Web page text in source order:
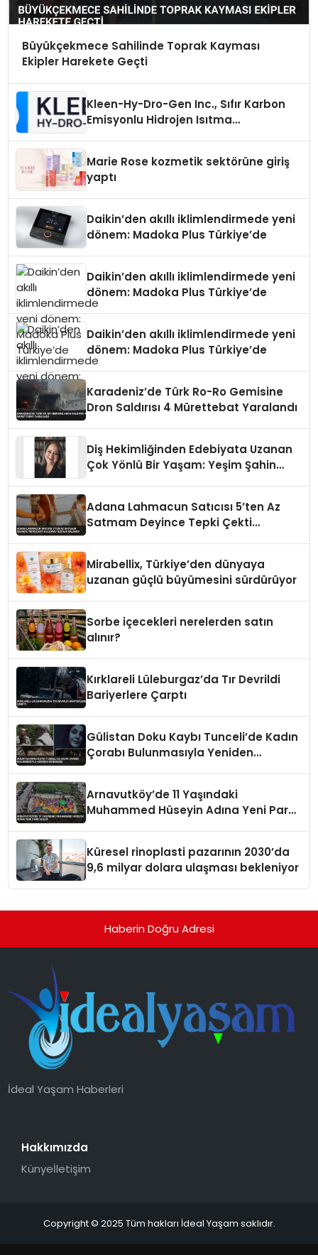
Büyükçekmece Sahilinde Toprak Kayması
Ekipler Harekete Geçti
Kleen-Hy-Dro-Gen Inc., Sıfır Karbon
Emisyonlu Hidrojen Isıtma
Marie Rose kozmetik sektörüne giriş
yaptı
Daikin’den akıllı iklimlendirmede yeni
dönem: Madoka Plus Türkiye’de
Daikin’den akıllı iklimlendirmede yeni
dönem: Madoka Plus Türkiye’de
Daikin’den akıllı iklimlendirmede yeni
dönem: Madoka Plus Türkiye’de
Karadeniz’de Türk Ro-Ro Gemisine
Dron Saldırısı 4 Mürettebat Yaralandı
Diş Hekimliğinden Edebiyata Uzanan
Çok Yönlü Bir Yaşam: Yeşim Şahin
Adana Lahmacun Satıcısı 5’ten Az
Satmam Deyince Tepki Çekti
Mirabellix, Türkiye’den dünyaya
uzanan güçlü büyümesini sürdürüyor
Sorbe içecekleri nerelerden satın
alınır?
Kırklareli Lüleburgaz’da Tır Devrildi
Bariyerlere Çarptı
Gülistan Doku Kaybı Tunceli’de Kadın
Çorabı Bulunmasıyla Yeniden
Arnavutköy’de 11 Yaşındaki
Muhammed Hüseyin Adına Yeni Park
Küresel rinoplasti pazarının 2030’da
9,6 milyar dolara ulaşması bekleniyor
Haberin Doğru Adresi
İdeal Yaşam Haberleri
Hakkımızda
Künyeİletişim
Copyright © 2025 Tüm hakları İdeal Yaşam saklıdır.